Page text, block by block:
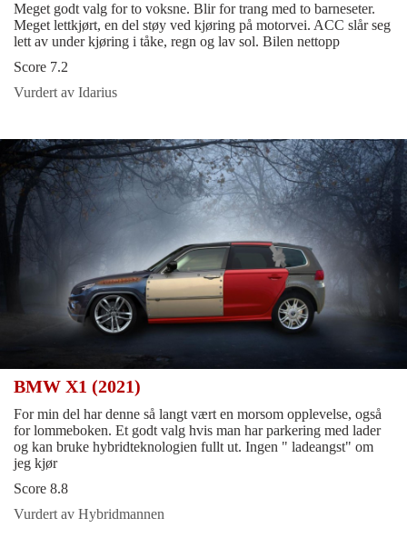
Meget godt valg for to voksne. Blir for trang med to barneseter.
Meget lettkjørt, en del støy ved kjøring på motorvei. ACC slår seg
lett av under kjøring i tåke, regn og lav sol. Bilen nettopp
Score 7.2
Vurdert av Idarius
BMW X1 (2021)
For min del har denne så langt vært en morsom opplevelse, også
for lommeboken. Et godt valg hvis man har parkering med lader
og kan bruke hybridteknologien fullt ut. Ingen " ladeangst" om
jeg kjør
Score 8.8
Vurdert av Hybridmannen